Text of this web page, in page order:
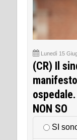
Lunedì 15
(CR) Il
NON SO
SI